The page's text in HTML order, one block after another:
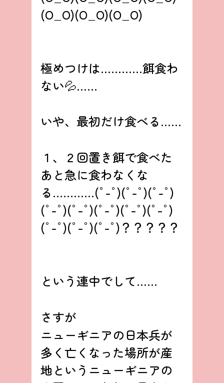
(O_O)(O_O)(O_O)
極めつけは…………餌食わ
ない💦……
いや、最初だけ食べる……
１、２回置き餌で食べた
あと急に食わなくな
る…………(ﾟ-ﾟ)(ﾟ-ﾟ)(ﾟ-ﾟ)
(ﾟ-ﾟ)(ﾟ-ﾟ)(ﾟ-ﾟ)(ﾟ-ﾟ)(ﾟ-ﾟ)
(ﾟ-ﾟ)(ﾟ-ﾟ)(ﾟ-ﾟ)？？？？？
という連中でして……
さすが
ニューギニアの日本兵が
多く亡くなった場所が産
地というニューギニアの